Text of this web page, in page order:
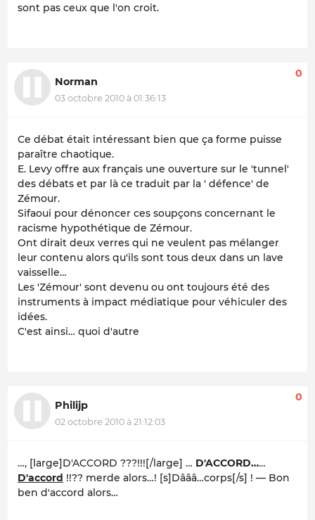
sont pas ceux que l'on croit.
Norman
03 octobre 2010 à 01:36:13
0
Ce débat était intéressant bien que ça forme puisse
paraître chaotique.
E. Levy offre aux français une ouverture sur le 'tunnel'
des débats et par là ce traduit par la ' défence' de
Zémour.
Sifaoui pour dénoncer ces soupçons concernant le
racisme hypothétique de Zémour.
Ont dirait deux verres qui ne veulent pas mélanger
leur contenu alors qu'ils sont tous deux dans un lave
vaisselle…
Les 'Zémour' sont devenu ou ont toujours été des
instruments à impact médiatique pour véhiculer des
idées.
C'est ainsi… quoi d'autre
Philijp
02 octobre 2010 à 21:12:03
0
…, [large]D'ACCORD ???!!![/large] … D'ACCORD……
D'accord !!?? merde alors…! [s]Dâââ…corps[/s] ! — Bon
ben d'accord alors…